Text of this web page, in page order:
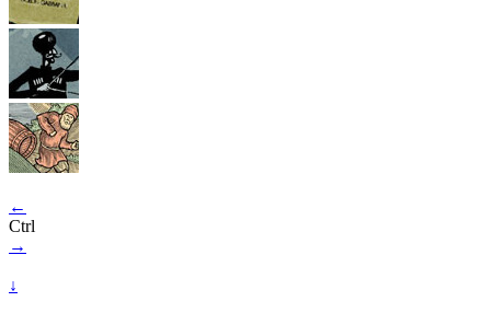
←
Ctrl
→
↓